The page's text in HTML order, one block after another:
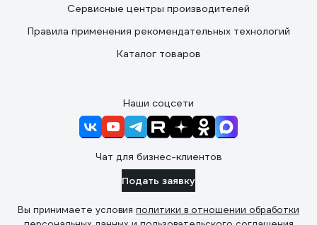
Сервисные центры производителей
Правила применения рекомендательных технологий
Каталог товаров
Наши соцсети
Чат для бизнес-клиентов
Подать заявку
Вы принимаете условия политики в отношении обработки